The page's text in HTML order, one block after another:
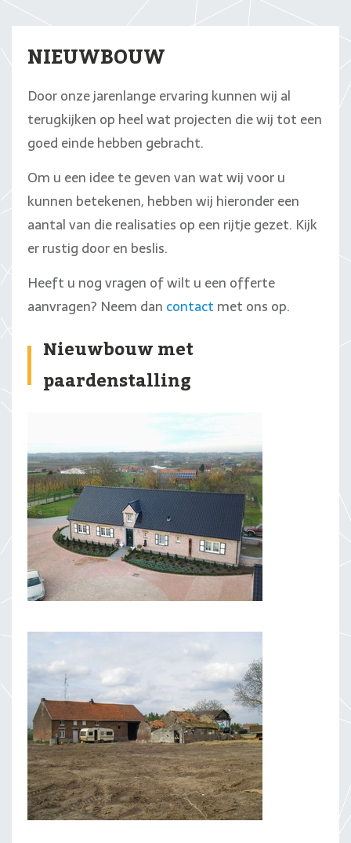
NIEUWBOUW
Door onze jarenlange ervaring kunnen wij al
terugkijken op heel wat projecten die wij tot een
goed einde hebben gebracht.
Om u een idee te geven van wat wij voor u
kunnen betekenen, hebben wij hieronder een
aantal van die realisaties op een rijtje gezet. Kijk
er rustig door en beslis.
Heeft u nog vragen of wilt u een offerte
aanvragen? Neem dan contact met ons op.
Nieuwbouw met
paardenstalling